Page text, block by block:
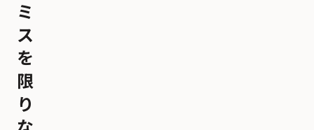
ミ
ス
を
限
り